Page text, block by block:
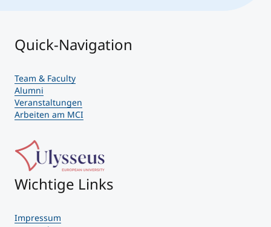
Quick-Navigation
Team & Faculty
Alumni
Veranstaltungen
Arbeiten am MCI
Wichtige Links
Impressum